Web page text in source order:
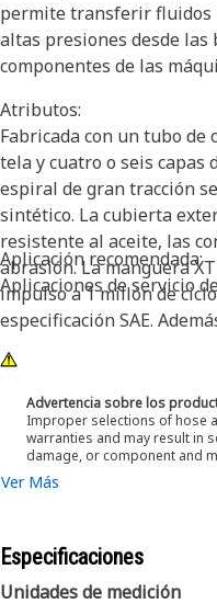
permite transferir fluidos
altas presiones desde las
componentes de las
Atributos:
Fabricada con un tubo de
tela y cuatro o seis capas
espiral de gran tracción
sintético. La cubierta
resistente al aceite, las
abrasión. La manguera
impulso a 1 millón de
especificación SAE.
están diseñadas para
flexión SAE. Esto significa
confinados y reducen
manguera
características, la
fácilmente, se prolonga la
Aplicación recomendada:
Aplicaciones de servicio
Advertencia sobre los
Improper selections of hose
warranties and may result in
damage, or component and
Ver Más
Especificaciones
Unidades de medición